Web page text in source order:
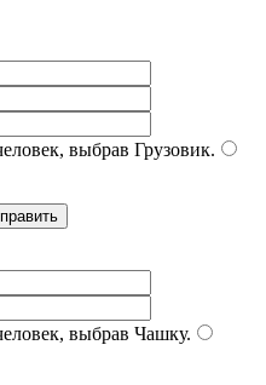
выбрав Грузовик.
выбрав Чашку.